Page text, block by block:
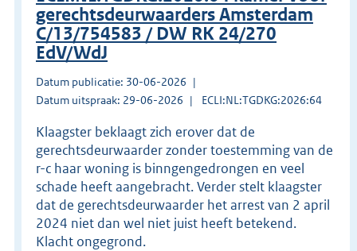
gerechtsdeurwaarders Amsterdam
C/13/754583 / DW RK 24/270
EdV/WdJ
Datum publicatie: 30-06-2026
Datum uitspraak: 29-06-2026
ECLI:NL:TGDKG:2026:64
Klaagster beklaagt zich erover dat de
gerechtsdeurwaarder zonder toestemming van de
r-c haar woning is binngengedrongen en veel
schade heeft aangebracht. Verder stelt klaagster
dat de gerechtsdeurwaarder het arrest van 2 april
2024 niet dan wel niet juist heeft betekend.
Klacht ongegrond.